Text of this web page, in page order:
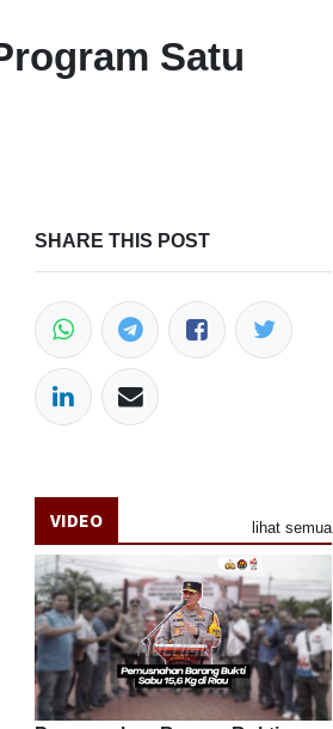
Satu
SHARE THIS POST
VIDEO lihat semua